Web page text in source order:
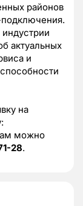
районов
актуальных
и
на
можно
28.